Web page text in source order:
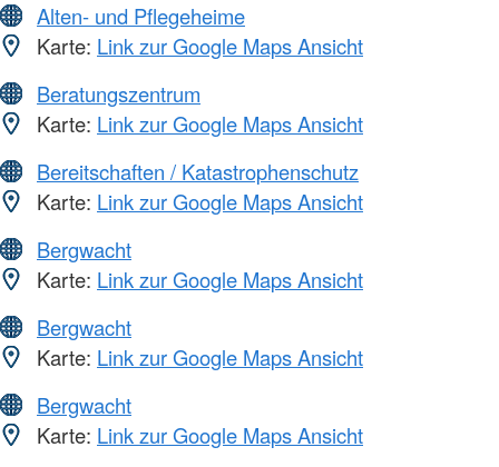
Alten- und Pflegeheime
Karte: Link zur Google Maps Ansicht
Beratungszentrum
Karte: Link zur Google Maps Ansicht
Bereitschaften / Katastrophenschutz
Karte: Link zur Google Maps Ansicht
Bergwacht
Karte: Link zur Google Maps Ansicht
Bergwacht
Karte: Link zur Google Maps Ansicht
Bergwacht
Karte: Link zur Google Maps Ansicht